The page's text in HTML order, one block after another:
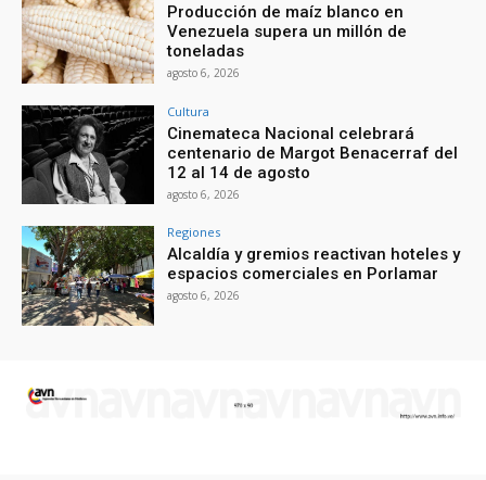
Producción de maíz blanco en
Venezuela supera un millón de
toneladas
agosto 6, 2026
Cultura
Cinemateca Nacional celebrará
centenario de Margot Benacerraf del
12 al 14 de agosto
agosto 6, 2026
Regiones
Alcaldía y gremios reactivan hoteles y
espacios comerciales en Porlamar
agosto 6, 2026